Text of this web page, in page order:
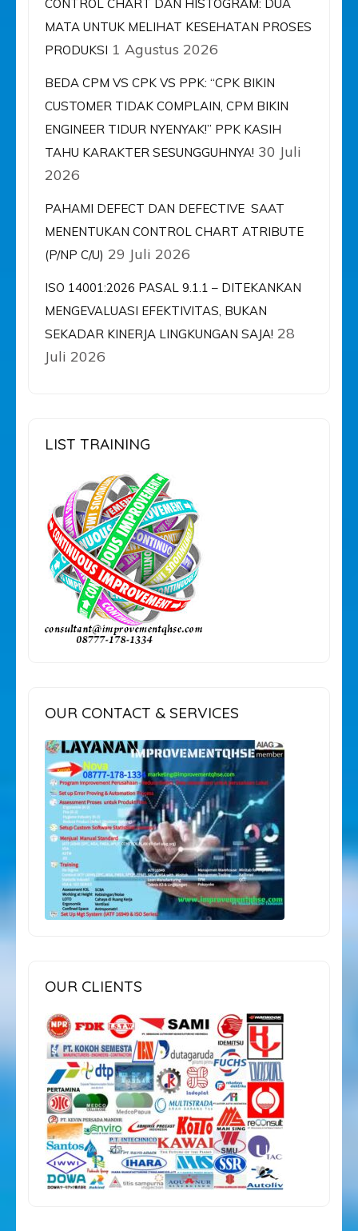
CONTROL CHART DAN HISTOGRAM: DUA
MATA UNTUK MELIHAT KESEHATAN PROSES
PRODUKSI 1 Agustus 2026
BEDA CPM VS CPK VS PPK: “CPK BIKIN
CUSTOMER TIDAK COMPLAIN, CPM BIKIN
ENGINEER TIDUR NYENYAK!” PPK KASIH
TAHU KARAKTER SESUNGGUHNYA! 30 Juli
2026
PAHAMI DEFECT DAN DEFECTIVE SAAT
MENENTUKAN CONTROL CHART ATRIBUTE
(P/NP C/U) 29 Juli 2026
ISO 14001:2026 PASAL 9.1.1 – DITEKANKAN
MENGEVALUASI EFEKTIVITAS, BUKAN
SEKADAR KINERJA LINGKUNGAN SAJA! 28
Juli 2026
LIST TRAINING
OUR CONTACT & SERVICES
OUR CLIENTS